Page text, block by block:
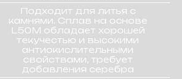
Подходит для литья с
камнями. Сплав на основе
L50M обладает хорошей
текучестью и высокими
антиокислительными
свойствами, требует
добавления серебра